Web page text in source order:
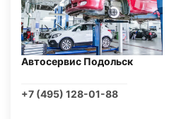
Автосервис Подольск
+7 (495) 128-01-88